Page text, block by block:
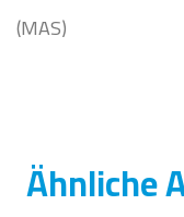
(MAS)
Ähnliche